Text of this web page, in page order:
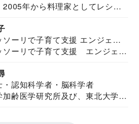
年から料理家としてレシピ
ソーリで子育て支援 エンジェル
研究所所長
ソーリで子育て支援 エンジェル
・認知科学者・脳科学者
加齢医学研究所及び、東北大学大